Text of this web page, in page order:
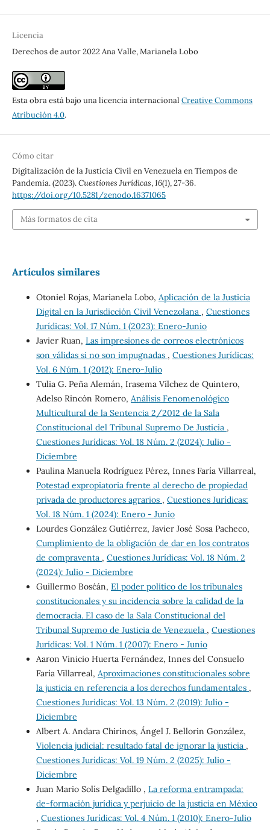
Licencia
Derechos de autor 2022 Ana Valle, Marianela Lobo
Esta obra está bajo una licencia internacional Creative Commons
Atribución 4.0.
Cómo citar
Digitalización de la Justicia Civil en Venezuela en Tiempos de
Pandemia. (2023).Cuestiones Jurídicas,16(1), 27-36.
https://doi.org/10.5281/zenodo.16371065
Más formatos de cita
Artículos similares
Otoniel Rojas, Marianela Lobo, Aplicación de la Justicia
Digital en la Jurisdicción Civil Venezolana , Cuestiones
Jurídicas: Vol. 17 Núm. 1 (2023): Enero-Junio
Javier Ruan, Las impresiones de correos electrónicos
son válidas si no son impugnadas , Cuestiones Jurídicas:
Vol. 6 Núm. 1 (2012): Enero-Julio
Tulia G. Peña Alemán, Irasema Vílchez de Quintero,
Adelso Rincón Romero, Análisis Fenomenológico
Multicultural de la Sentencia 2/2012 de la Sala
Constitucional del Tribunal Supremo De Justicia ,
Cuestiones Jurídicas: Vol. 18 Núm. 2 (2024): Julio -
Diciembre
Paulina Manuela Rodríguez Pérez, Innes Faría Villarreal,
Potestad expropiatoria frente al derecho de propiedad
privada de productores agrarios , Cuestiones Jurídicas:
Vol. 18 Núm. 1 (2024): Enero - Junio
Lourdes González Gutiérrez, Javier José Sosa Pacheco,
Cumplimiento de la obligación de dar en los contratos
de compraventa , Cuestiones Jurídicas: Vol. 18 Núm. 2
(2024): Julio - Diciembre
Guillermo Bosc´án, El poder político de los tribunales
constitucionales y su incidencia sobre la calidad de la
democracia. El caso de la Sala Constitucional del
Tribunal Supremo de Justicia de Venezuela , Cuestiones
Jurídicas: Vol. 1 Núm. 1 (2007): Enero - Junio
Aaron Vinicio Huerta Fernández, Innes del Consuelo
Faría Villarreal, Aproximaciones constitucionales sobre
la justicia en referencia a los derechos fundamentales ,
Cuestiones Jurídicas: Vol. 13 Núm. 2 (2019): Julio -
Diciembre
Albert A. Andara Chirinos, Ángel J. Bellorin González,
Violencia judicial: resultado fatal de ignorar la justicia ,
Cuestiones Jurídicas: Vol. 19 Núm. 2 (2025): Julio -
Diciembre
Juan Mario Solís Delgadillo , La reforma entrampada:
de-formación jurídica y perjuicio de la justicia en México
, Cuestiones Jurídicas: Vol. 4 Núm. 1 (2010): Enero-Julio